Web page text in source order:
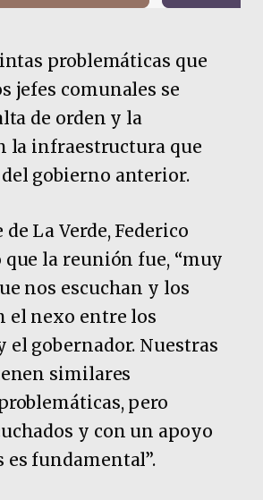
problemáticas que
jefes comunales se
de orden y la
la infraestructura que
gobierno anterior.
La Verde, Federico
que la reunión fue, “muy
nos escuchan y los
el nexo entre los
el gobernador. Nuestras
similares
pero
y con un apoyo
es fundamental”.